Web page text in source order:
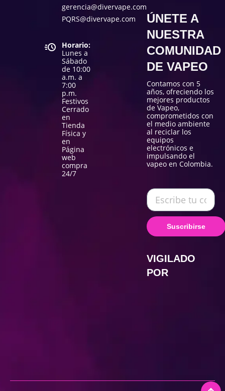
gerencia@divervape.com
PQRS@divervape.com
Horario:
Lunes a
Sábado
de 10:00
a.m. a
7:00
p.m.
Festivos
Cerrado
en
Tienda
Física y
en
Página
web
compra
24/7
ÚNETE A
NUESTRA
COMUNIDAD
DE VAPEO
Contamos con 5
años, ofreciendo los
mejores productos
de Vapeo,
comprometidos con
el medio ambiente
al reciclar los
equipos
electrónicos e
impulsando el
vapeo en Colombia.
Suscribirse
VIGILADO
POR